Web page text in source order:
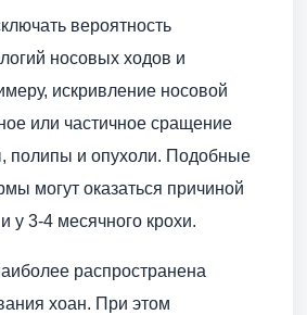
вероятность
носовых ходов и
искривление носовой
или частичное сращение
полипы и опухоли. Подобные
могут оказаться причиной
у 3-4 месячного крохи.
распространена
хоан. При этом